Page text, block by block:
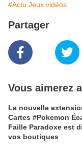
#Actu Jeux vidéos
Partager
Vous aimerez
La nouvelle
Cartes #Pokemon
Faille Paradoxe est
vos boutiques